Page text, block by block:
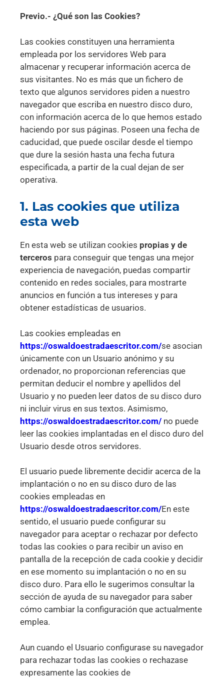
Previo.- ¿Qué son las Cookies?
Las cookies constituyen una herramienta
empleada por los servidores Web para
almacenar y recuperar información acerca de
sus visitantes. No es más que un fichero de
texto que algunos servidores piden a nuestro
navegador que escriba en nuestro disco duro,
con información acerca de lo que hemos estado
haciendo por sus páginas. Poseen una fecha de
caducidad, que puede oscilar desde el tiempo
que dure la sesión hasta una fecha futura
especificada, a partir de la cual dejan de ser
operativa.
1. Las cookies que utiliza
esta web
En esta web se utilizan cookies propias y de
terceros para conseguir que tengas una mejor
experiencia de navegación, puedas compartir
contenido en redes sociales, para mostrarte
anuncios en función a tus intereses y para
obtener estadísticas de usuarios.
Las cookies empleadas en
https://oswaldoestradaescritor.com/se asocian
únicamente con un Usuario anónimo y su
ordenador, no proporcionan referencias que
permitan deducir el nombre y apellidos del
Usuario y no pueden leer datos de su disco duro
ni incluir virus en sus textos. Asimismo,
https://oswaldoestradaescritor.com/ no puede
leer las cookies implantadas en el disco duro del
Usuario desde otros servidores.
El usuario puede libremente decidir acerca de la
implantación o no en su disco duro de las
cookies empleadas en
https://oswaldoestradaescritor.com/En este
sentido, el usuario puede configurar su
navegador para aceptar o rechazar por defecto
todas las cookies o para recibir un aviso en
pantalla de la recepción de cada cookie y decidir
en ese momento su implantación o no en su
disco duro. Para ello le sugerimos consultar la
sección de ayuda de su navegador para saber
cómo cambiar la configuración que actualmente
emplea.
Aun cuando el Usuario configurase su navegador
para rechazar todas las cookies o rechazase
expresamente las cookies de